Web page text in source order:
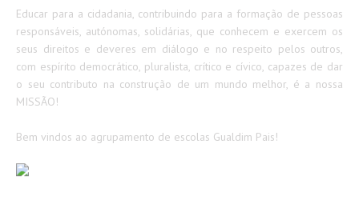
Educar para a cidadania, contribuindo para a formação de pessoas
responsáveis, autónomas, solidárias, que conhecem e exercem os
seus direitos e deveres em diálogo e no respeito pelos outros,
com espírito democrático, pluralista, crítico e cívico, capazes de dar
o seu contributo na construção de um mundo melhor, é a nossa
MISSÃO!
Bem vindos ao agrupamento de escolas Gualdim Pais!